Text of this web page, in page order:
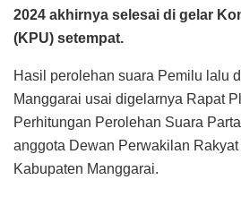
2024 akhirnya selesai di gelar
(KPU) setempat.
Hasil perolehan suara Pemilu lalu
Manggarai usai digelarnya Rapat
Perhitungan Perolehan Suara
anggota Dewan Perwakilan
Kabupaten Manggarai.